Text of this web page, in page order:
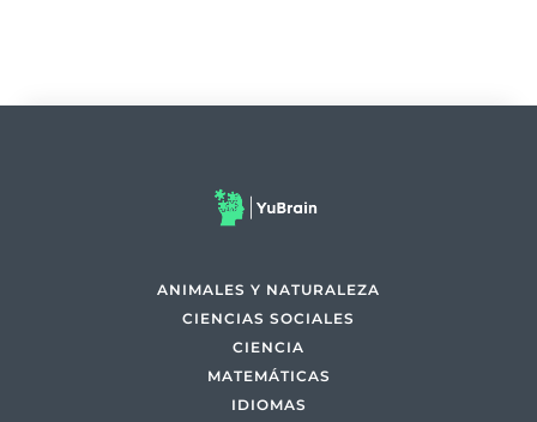
ANIMALES Y NATURALEZA
CIENCIAS SOCIALES
CIENCIA
MATEMÁTICAS
IDIOMAS